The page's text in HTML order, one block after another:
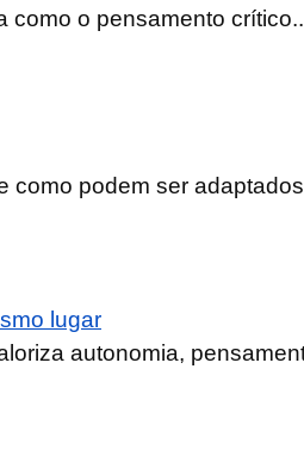
como o pensamento
como podem ser
lugar
autonomia,